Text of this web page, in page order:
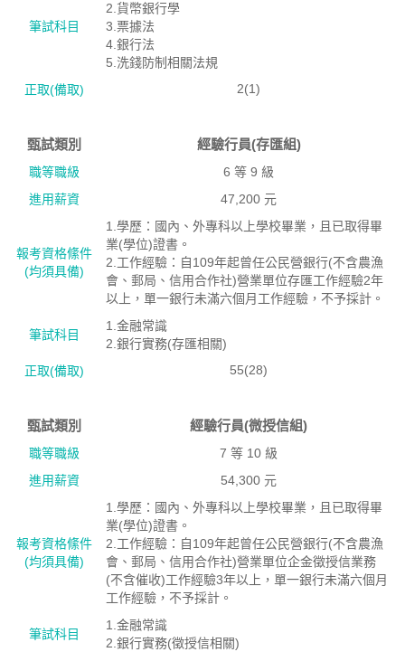
筆試科目
2.貨幣銀行學
3.票據法
4.銀行法
5.洗錢防制相關法規
正取(備取)
2(1)
甄試類別 經驗行員(存匯組)
職等職級
6 等 9 級
進用薪資
47,200 元
報考資格絛件
(均須具備)
1.學歷：國內、外專科以上學校畢業，且已取得畢
業(學位)證書。
2.工作經驗：自109年起曾任公民營銀行(不含農漁
會、郵局、信用合作社)營業單位存匯工作經驗2年
以上，單一銀行未滿六個月工作經驗，不予採計。
筆試科目
1.金融常識
2.銀行實務(存匯相關)
正取(備取)
55(28)
甄試類別 經驗行員(微授信組)
職等職級
7 等 10 級
進用薪資
54,300 元
報考資格絛件
(均須具備)
1.學歷：國內、外專科以上學校畢業，且已取得畢
業(學位)證書。
2.工作經驗：自109年起曾任公民營銀行(不含農漁
會、郵局、信用合作社)營業單位企金徵授信業務
(不含催收)工作經驗3年以上，單一銀行未滿六個月
工作經驗，不予採計。
筆試科目
1.金融常識
2.銀行實務(徵授信相關)